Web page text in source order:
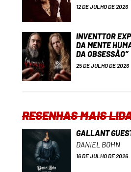
12 DE JULHO DE 2026
INVENTTOR
DA MENTE
DA OBSESSÃO”
25 DE JULHO DE 2026
RESENHAS MAIS
GALLANT
DANIEL BOHN
16 DE JULHO DE 2026